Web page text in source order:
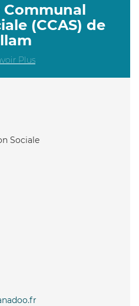
Communal
(CCAS) de
Plus
Sociale